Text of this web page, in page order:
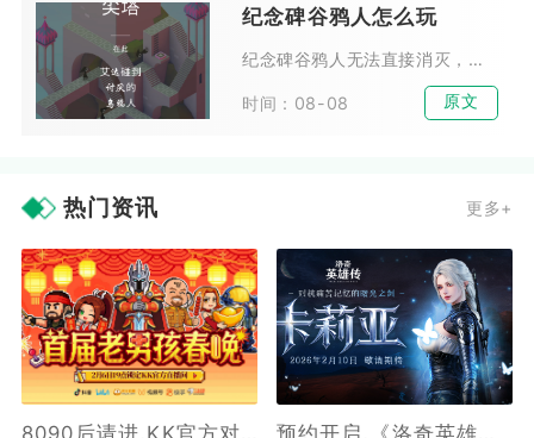
纪念碑谷鸦人怎么玩
纪念碑谷鸦人无法直接消灭，游玩核心思路分为两类，前期依靠时机预判与机关调整规避阻拦，中后期借助场景结构引导鸦人踩踏压力机关解锁通路。鸦人不会主动追击目标，只会持续在预设路...
时间：08-08 原文
热门资讯 更多+